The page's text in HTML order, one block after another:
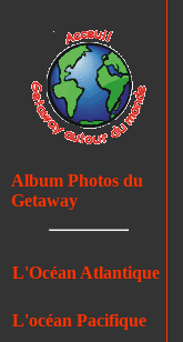
Album Photos du
Getaway
L'Océan Atlantique
L'océan Pacifique